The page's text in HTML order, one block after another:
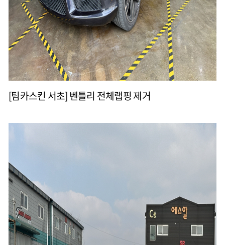
[팀카스킨 서초] 벤틀리 전체랩핑 제거